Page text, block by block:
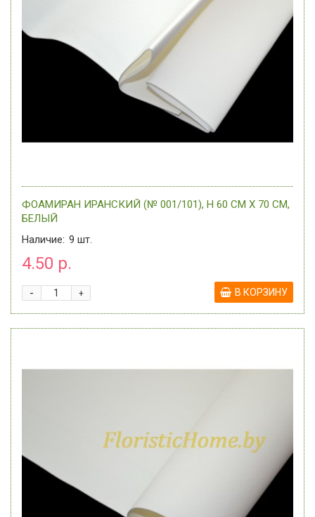
ФОАМИРАН ИРАНСКИЙ (№ 001/101), H 60 СМ Х 70 СМ,
БЕЛЫЙ
Наличие: 9 шт.
4.50 р.
+
- В КОРЗИНУ